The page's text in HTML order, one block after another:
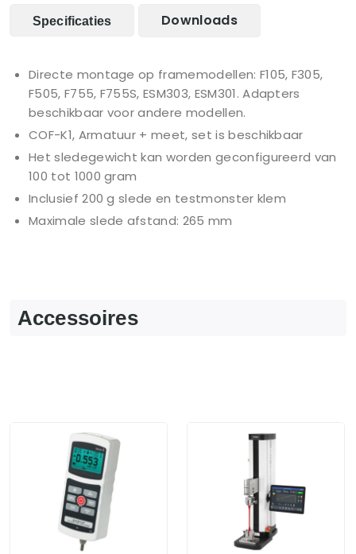
Specificaties Downloads
Directe montage op framemodellen: F105, F305,
F505, F755, F755S, ESM303, ESM301. Adapters
beschikbaar voor andere modellen.
COF-K1, Armatuur + meet, set is beschikbaar
Het sledegewicht kan worden geconfigureerd van
100 tot 1000 gram
Inclusief 200 g slede en testmonster klem
Maximale slede afstand: 265 mm
Accessoires